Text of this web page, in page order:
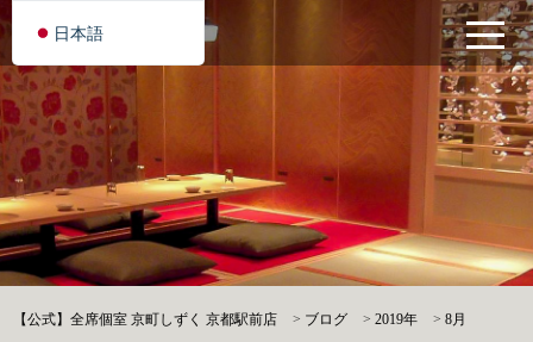
【公式】全席個室 京町しずく 京都駅前店 > ブログ >2019年 >8月
日本語